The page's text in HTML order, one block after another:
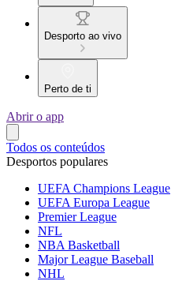
Desporto ao vivo
Perto de ti
Abrir o app
Todos os conteúdos
Desportos populares
UEFA Champions League
UEFA Europa League
Premier League
NFL
NBA Basketball
Major League Baseball
NHL